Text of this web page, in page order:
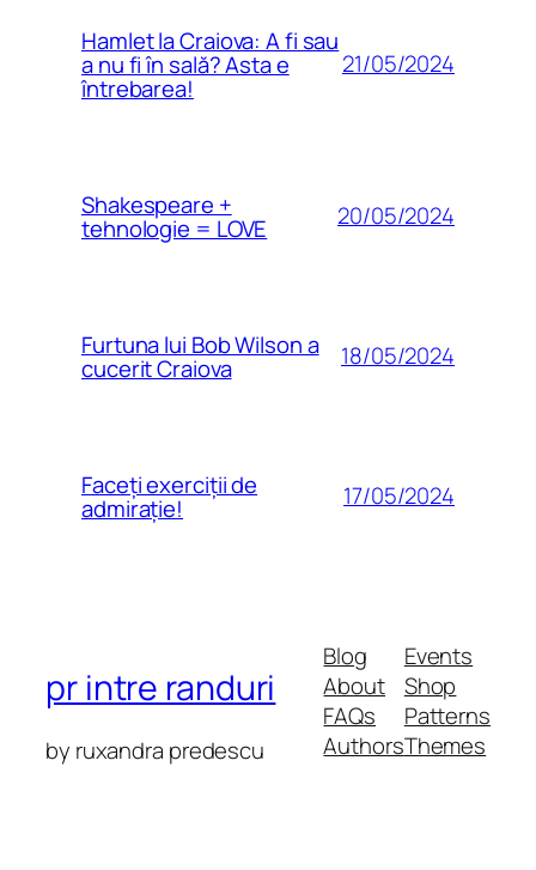
Hamlet la Craiova: A fi sau
a nu fi în sală? Asta e
întrebarea!
21/05/2024
Shakespeare +
tehnologie = LOVE 20/05/2024
Furtuna lui Bob Wilson a
cucerit Craiova 18/05/2024
Faceți exerciții de
admirație! 17/05/2024
pr intre randuri
by ruxandra predescu
Blog
About
FAQs
Authors
Events
Shop
Patterns
Themes